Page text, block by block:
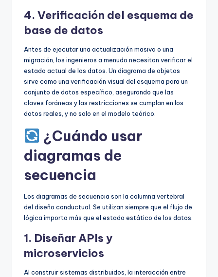
4. Verificación del esquema de
base de datos
Antes de ejecutar una actualización masiva o una
migración, los ingenieros a menudo necesitan verificar el
estado actual de los datos. Un diagrama de objetos
sirve como una verificación visual del esquema para un
conjunto de datos específico, asegurando que las
claves foráneas y las restricciones se cumplan en los
datos reales, y no solo en el modelo teórico.
¿Cuándo usar
diagramas de
secuencia
Los diagramas de secuencia son la columna vertebral
del diseño conductual. Se utilizan siempre que el flujo de
lógica importa más que el estado estático de los datos.
1. Diseñar APIs y
microservicios
Al construir sistemas distribuidos, la interacción entre